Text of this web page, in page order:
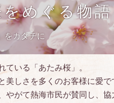
めぐる物語
をカタチに
ている「あたみ桜」。
美しさを多くのお客様に愛
やがて熱海市民が賛同し、